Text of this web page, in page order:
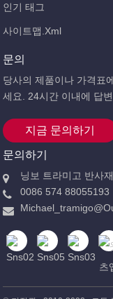
인기 태그
사이트맵.xml
문의
당사의 제품이나 가격표
세요. 24시간 이내에 답
지금 문의하기
문의하기
닝보 트라미고 반사
0086 574 88055193